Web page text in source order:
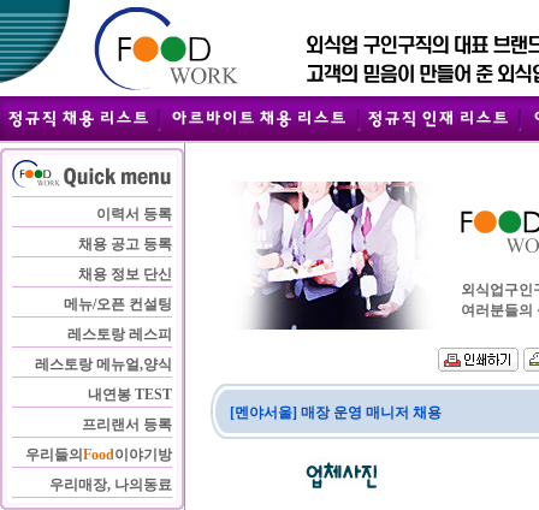
이력서 등록
채용 공고 등록
채용 정보 단신
메뉴/오픈 컨설팅
레스토랑 레스피
레스토랑 메뉴얼,양식
내연봉 TEST
프리랜서 등록
우리들의 Food이야기방
우리매장, 나의동료
외식업구인
여러분들의
[멘야서울] 매장 운영 매니저 채용